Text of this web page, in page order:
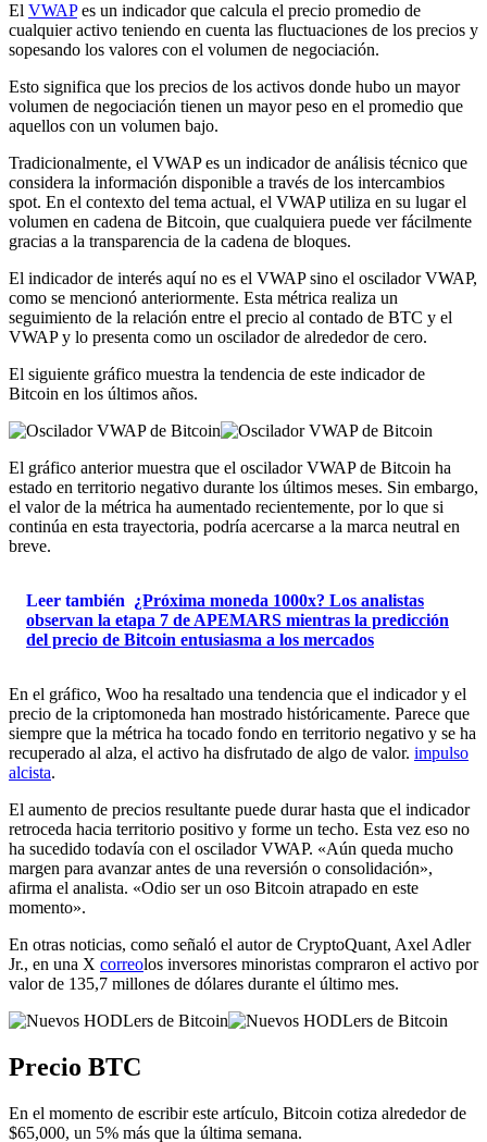
El VWAPes un indicador que calcula el precio promedio de
cualquier activo teniendo en cuenta las fluctuaciones de los precios y
sopesando los valores con el volumen de negociación.
Esto significa que los precios de los activos donde hubo un mayor
volumen de negociación tienen un mayor peso en el promedio que
aquellos con un volumen bajo.
Tradicionalmente, el VWAP es un indicador de análisis técnico que
considera la información disponible a través de los intercambios
spot. En el contexto del tema actual, el VWAP utiliza en su lugar el
volumen en cadena de Bitcoin, que cualquiera puede ver fácilmente
gracias a la transparencia de la cadena de bloques.
El indicador de interés aquí no es el VWAP sino el oscilador VWAP,
como se mencionó anteriormente. Esta métrica realiza un
seguimiento de la relación entre el precio al contado de BTC y el
VWAP y lo presenta como un oscilador de alrededor de cero.
El siguiente gráfico muestra la tendencia de este indicador de
Bitcoin en los últimos años.
El gráfico anterior muestra que el oscilador VWAP de Bitcoin ha
estado en territorio negativo durante los últimos meses. Sin embargo,
el valor de la métrica ha aumentado recientemente, por lo que si
continúa en esta trayectoria, podría acercarse a la marca neutral en
breve.
Leer también ¿Próxima moneda 1000x? Los analistas
observan la etapa 7 de APEMARS mientras la predicción
del precio de Bitcoin entusiasma a los mercados
En el gráfico, Woo ha resaltado una tendencia que el indicador y el
precio de la criptomoneda han mostrado históricamente. Parece que
siempre que la métrica ha tocado fondo en territorio negativo y se ha
recuperado al alza, el activo ha disfrutado de algo de valor. impulso
alcista.
El aumento de precios resultante puede durar hasta que el indicador
retroceda hacia territorio positivo y forme un techo. Esta vez eso no
ha sucedido todavía con el oscilador VWAP. «Aún queda mucho
margen para avanzar antes de una reversión o consolidación»,
afirma el analista. «Odio ser un oso Bitcoin atrapado en este
momento».
En otras noticias, como señaló el autor de CryptoQuant, Axel Adler
Jr., en una X correolos inversores minoristas compraron el activo por
valor de 135,7 millones de dólares durante el último mes.
Precio BTC
En el momento de escribir este artículo, Bitcoin cotiza alrededor de
$65,000, un 5% más que la última semana.